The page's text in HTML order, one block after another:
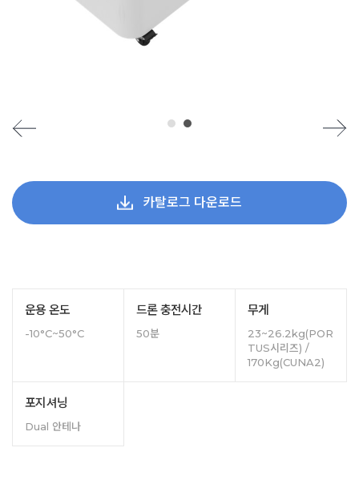
카탈로그 다운로드
운용 온도
-10°C~50°C
드론 충전시간
50분
무게
23~26.2kg(POR
TUS시리즈) /
170Kg(CUNA2)
포지셔닝
Dual 안테나